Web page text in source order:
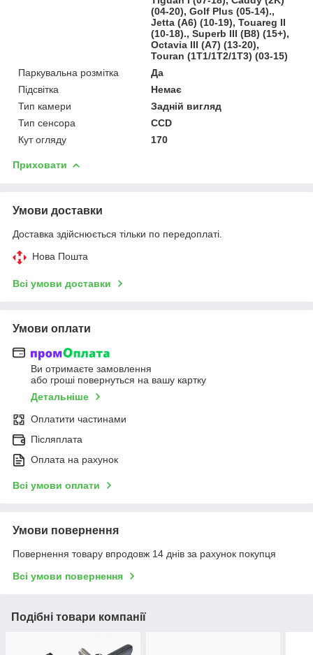
(04-20), Golf Plus (05-14).,
Jetta (A6) (10-19), Touareg II
(10-18)., Superb III (B8) (15+),
Octavia III (A7) (13-20),
Touran (1T1/1T2/1T3) (03-15)
Паркувальна розмітка
Да
Підсвітка
Немає
Тип камери
Задній вигляд
Тип сенсора
CCD
Кут огляду
170
Приховати
Умови доставки
Доставка здійснюється тільки по передоплаті.
Нова Пошта
Всі умови доставки
Умови оплати
Ви отримаєте замовлення
або гроші повернуться на вашу картку
Детальніше
Оплатити частинами
Післяплата
Оплата на рахунок
Всі умови оплати
Умови повернення
Повернення товару впродовж 14 днів за рахунок покупця
Всі умови повернення
Подібні товари компанії